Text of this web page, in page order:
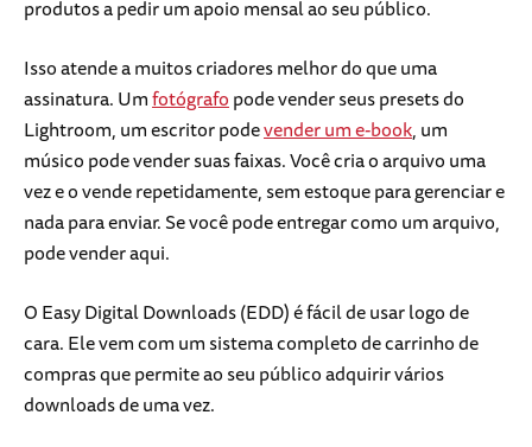
produtos a pedir um apoio mensal ao seu público.
Isso atende a muitos criadores melhor do que uma
assinatura. Umfotógrafopode vender seus presets do
Lightroom, um escritor podevender um e-book, um
músico pode vender suas faixas. Você cria o arquivo uma
vez e o vende repetidamente, sem estoque para gerenciar e
nada para enviar. Se você pode entregar como um arquivo,
pode vender aqui.
O Easy Digital Downloads (EDD) é fácil de usar logo de
cara. Ele vem com um sistema completo de carrinho de
compras que permite ao seu público adquirir vários
downloads de uma vez.